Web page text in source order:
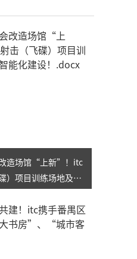
造场馆“上新”！itc
）项目训练场地及比